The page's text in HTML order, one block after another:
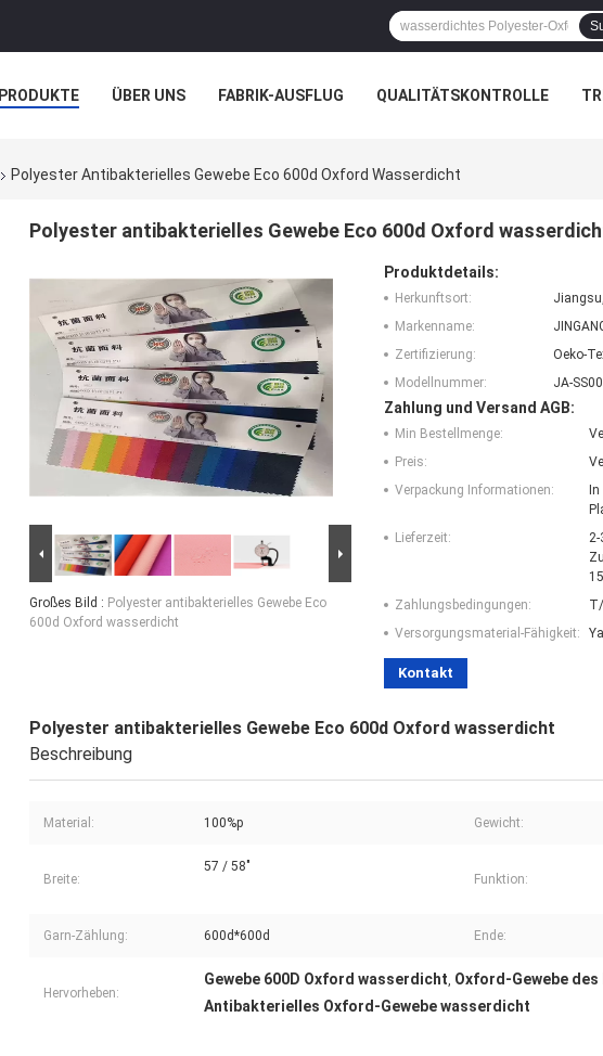
PRODUKTE ÜBER UNS FABRIK-AUSFLUG QUALITÄTSKONTROLLE
Polyester Antibakterielles Gewebe Eco 600d Oxford Wasserdicht
Polyester antibakterielles Gewebe Eco 600d Oxford
Großes Bild : Polyester antibakterielles Gewebe Eco
600d Oxford wasserdicht
Produktdetails:
Herkunftsort:
Markenname:
Zertifizierung:
Oeko-
Modellnummer:
JA-
Zahlung und Versand AGB:
Min Bestellmenge:
Preis:
Verpackung Informationen:
Lieferzeit:
2-
Zahlungsbedingungen:
Versorgungsmaterial-Fähigkeit:
Kontakt
Polyester antibakterielles Gewebe Eco 600d Oxford wasserdicht
Beschreibung
Material: 100%p Gewicht:
Breite:
57 / 58"
Funktion:
Garn-Zählung: 600d*600d Ende:
Hervorheben:
Gewebe 600D Oxford wasserdicht, Oxford-Gewebe
Antibakterielles Oxford-Gewebe wasserdicht